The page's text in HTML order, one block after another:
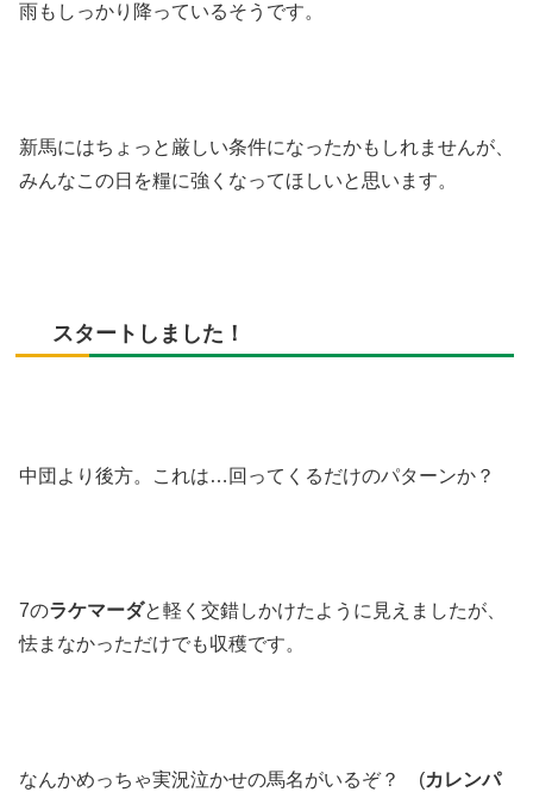
雨もしっかり降っているそうです。
新馬にはちょっと厳しい条件になったかもしれませんが、
みんなこの日を糧に強くなってほしいと思います。
スタートしました！
中団より後方。これは…回ってくるだけのパターンか？
7のラケマーダと軽く交錯しかけたように見えましたが、
怯まなかっただけでも収穫です。
なんかめっちゃ実況泣かせの馬名がいるぞ？ (カレンパ